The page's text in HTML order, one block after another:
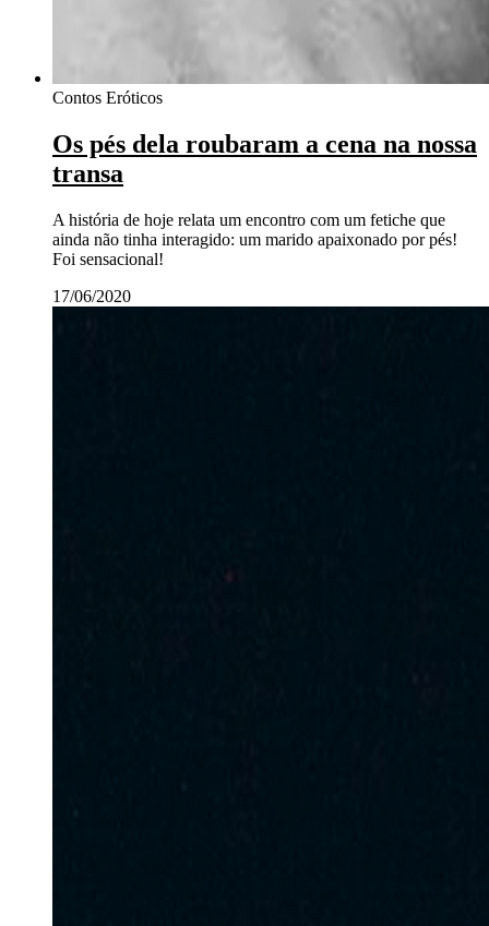
Contos Eróticos
Os pés dela roubaram a cena na nossa
transa
A história de hoje relata um encontro com um fetiche que
ainda não tinha interagido: um marido apaixonado por pés!
Foi sensacional!
17/06/2020